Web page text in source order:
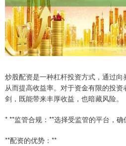
炒股配资是一种杠杆投资方式，通过向
从而提高收益率。对于资金有限的投
剑，既能带来丰厚收益，也暗藏风险。
* **监管合规：**选择受监管的平台，确
**配资的优势：**